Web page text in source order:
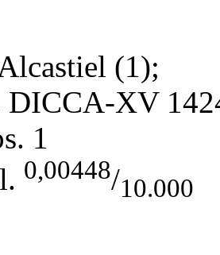
(1);
DICCA-XV
1
0,00448/10.000